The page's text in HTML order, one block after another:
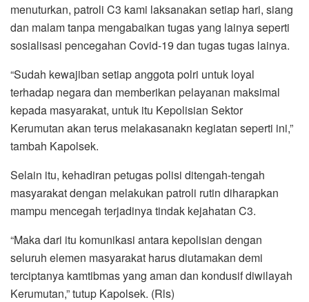
menuturkan, patroli C3 kami laksanakan setiap hari, siang
dan malam tanpa mengabaikan tugas yang lainya seperti
sosialisasi pencegahan Covid-19 dan tugas tugas lainya.
“Sudah kewajiban setiap anggota polri untuk loyal
terhadap negara dan memberikan pelayanan maksimal
kepada masyarakat, untuk itu Kepolisian Sektor
Kerumutan akan terus melakasanakn kegiatan seperti ini,”
tambah Kapolsek.
Selain itu, kehadiran petugas polisi ditengah-tengah
masyarakat dengan melakukan patroli rutin diharapkan
mampu mencegah terjadinya tindak kejahatan C3.
“Maka dari itu komunikasi antara kepolisian dengan
seluruh elemen masyarakat harus diutamakan demi
terciptanya kamtibmas yang aman dan kondusif diwilayah
Kerumutan,” tutup Kapolsek. (Rls)